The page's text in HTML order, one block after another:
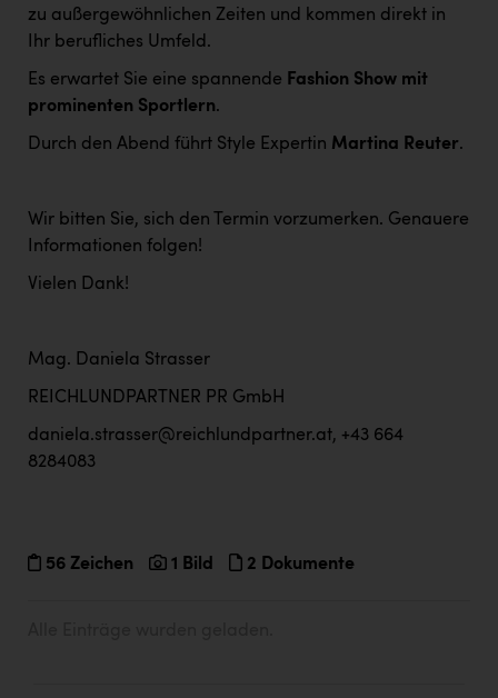
zu außergewöhnlichen Zeiten und kommen direkt in
Ihr berufliches Umfeld.
Es erwartet Sie eine spannende Fashion Show mit
prominenten Sportlern.
Durch den Abend führt Style Expertin Martina Reuter.
Wir bitten Sie, sich den Termin vorzumerken. Genauere
Informationen folgen!
Vielen Dank!
Mag. Daniela Strasser
REICHLUNDPARTNER PR GmbH
daniela.strasser@reichlundpartner.at, +43 664
8284083
56 Zeichen 1 Bild 2 Dokumente